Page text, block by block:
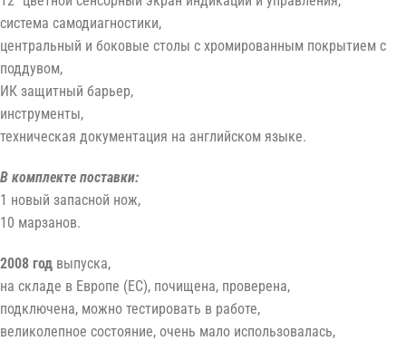
система самодиагностики,
центральный и боковые столы с хромированным покрытием с
поддувом,
ИК защитный барьер,
инструменты,
техническая документация на английском языке.
В комплекте поставки:
1 новый запасной нож,
10 марзанов.
2008 год выпуска,
на складе в Европе (ЕС), почищена, проверена,
подключена, можно тестировать в работе,
великолепное состояние, очень мало использовалась,